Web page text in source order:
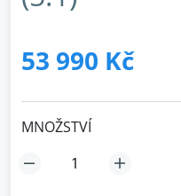
53 990 Kč
MNOŽSTVÍ